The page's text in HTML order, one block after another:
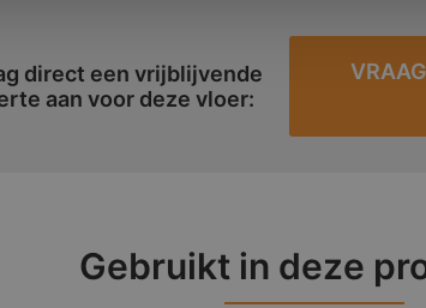
direct een vrijblijvende
aan voor deze vloer:
Gebruikt in deze